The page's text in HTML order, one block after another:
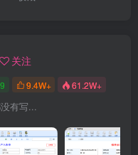
关注
9.4W+ 61.2W+
有写...